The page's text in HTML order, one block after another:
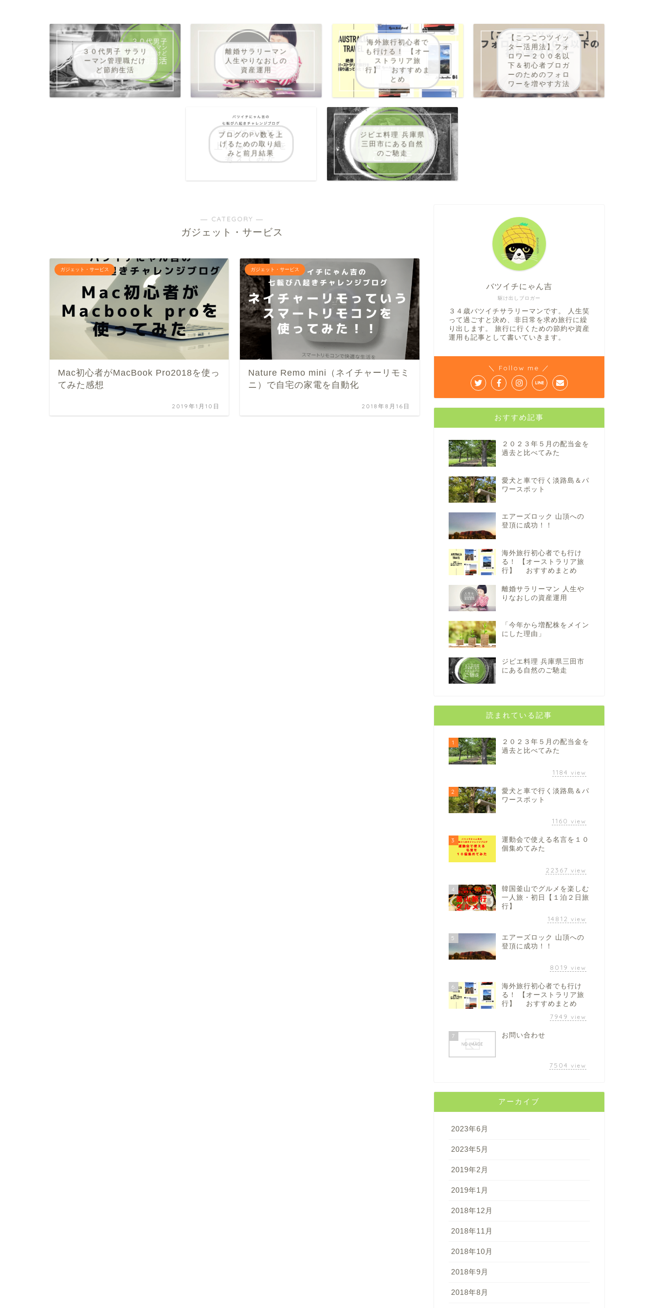
３０代男子 サラリ
ーマン管理職だけ
ど節約生活
離婚サラリーマン
人生やりなおしの
資産運用
海外旅行初心者で
も行ける！ 【オー
ストラリア旅
行】 おすすめま
とめ
【こつこつツイッ
ター活用法】フォ
ロワー２００名以
下＆初心者ブロガ
ーのためのフォロ
ワーを増やす方法
ブログのPV数を上
げるための取り組
みと前月結果
ジビエ料理 兵庫県
三田市にある自然
のご馳走
― CATEGORY ―
ガジェット・サービス
ガジェット・サービス
Mac初心者がMacBook Pro2018を使っ
てみた感想
2019年1月10日
ガジェット・サービス
Nature Remo mini（ネイチャーリモミ
ニ）で自宅の家電を自動化
2018年8月16日
駆け出しブロガー
バツイチにゃん吉
３４歳バツイチサラリーマンです。 人生笑
って過ごすと決め、非日常を求め旅行に繰
り出します。 旅行に行くための節約や資産
運用も記事として書いていきます。
＼ Follow me ／
おすすめ記事
２０２３年５月の配当金を
過去と比べてみた
愛犬と車で行く淡路島＆パ
ワースポット
エアーズロック 山頂への
登頂に成功！！
海外旅行初心者でも行け
る！ 【オーストラリア旅
行】 おすすめまとめ
離婚サラリーマン 人生や
りなおしの資産運用
「今年から増配株をメイン
にした理由」
ジビエ料理 兵庫県三田市
にある自然のご馳走
読まれている記事
1
２０２３年５月の配当金を
過去と比べてみた
1184 view
2
愛犬と車で行く淡路島＆パ
ワースポット
1160 view
3
運動会で使える名言を１０
個集めてみた
22367 view
4
韓国釜山でグルメを楽しむ
一人旅・初日【１泊２日旅
行】
14812 view
5
エアーズロック 山頂への
登頂に成功！！
8019 view
6
海外旅行初心者でも行け
る！ 【オーストラリア旅
行】 おすすめまとめ
7949 view
7 お問い合わせ
7504 view
アーカイブ
2023年6月
2023年5月
2019年2月
2019年1月
2018年12月
2018年11月
2018年10月
2018年9月
2018年8月